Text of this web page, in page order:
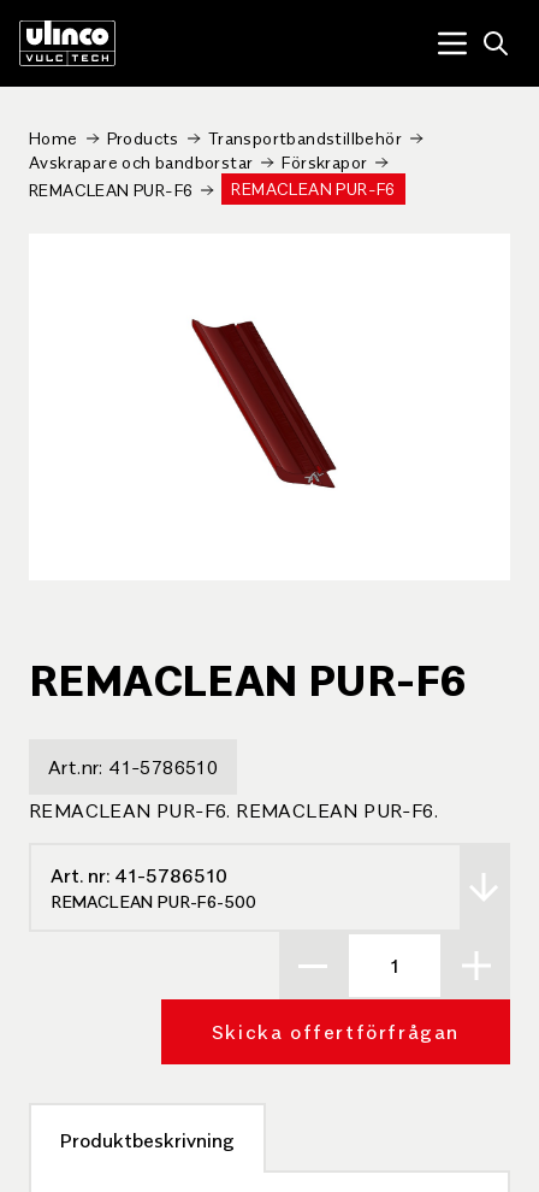
Menu
Home Products
Transportbandstillbehör
Avskrapare och bandborstar
Förskrapor
REMACLEAN PUR-F6
REMACLEAN PUR-F6
REMACLEAN PUR-F6
Art.nr: 41-5786510
REMACLEAN PUR-F6. REMACLEAN PUR-F6.
Art. nr: 41-5786510
REMACLEAN PUR-F6-500
Skicka offertförfrågan
Produktbeskrivning